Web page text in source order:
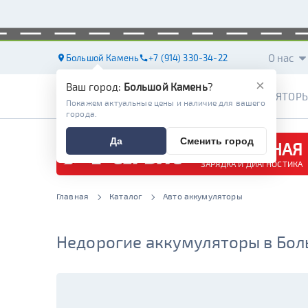
Большой Камень +7 (914) 330-34-22 О нас
БЕСПЛАТНАЯ
ЗАРЯДКА И ДИАГНОСТИКА
Главная Каталог Авто аккумуляторы
Недорогие аккумуляторы в
×
Ваш город: Большой Камень?
Покажем актуальные цены и наличие для вашего
города.
Да Сменить город